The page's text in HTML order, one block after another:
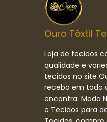
Ouro Têxtil
Loja de tecidos
qualidade e
tecidos no site
receba em todo
encontra: Moda
e Tecidos para